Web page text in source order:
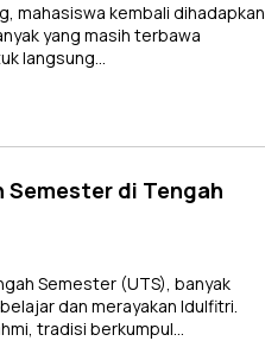
mahasiswa kembali dihadapkan
yang masih terbawa
langsung…
Semester di Tengah
Semester (UTS), banyak
dan merayakan Idulfitri.
tradisi berkumpul…